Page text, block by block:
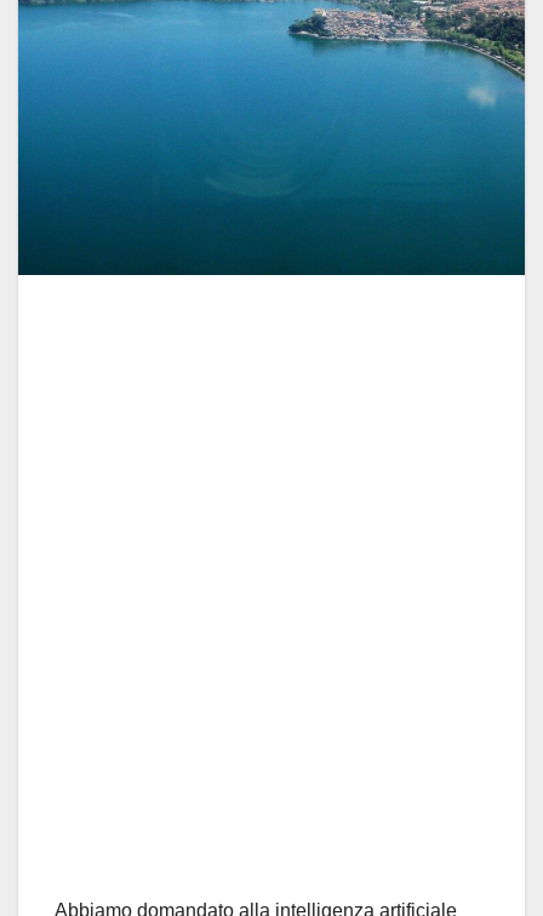
Abbiamo domandato alla intelligenza artificiale